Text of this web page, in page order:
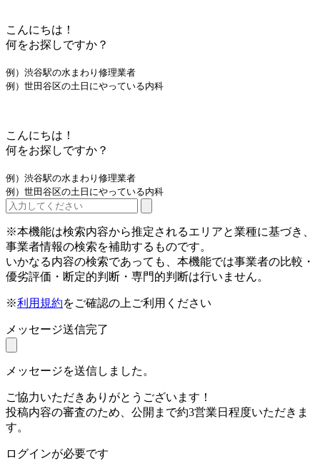
こんにちは！
何をお探しですか？
例）渋谷駅の水まわり修理業者
例）世田谷区の土日にやっている内科
こんにちは！
何をお探しですか？
例）渋谷駅の水まわり修理業者
例）世田谷区の土日にやっている内科
※本機能は検索内容から推定されるエリアと業種に基づき、
事業者情報の検索を補助するものです。
いかなる内容の検索であっても、本機能では事業者の比較・
優劣評価・断定的判断・専門的判断は行いません。
※利用規約をご確認の上ご利用ください
メッセージ送信完了
メッセージを送信しました。
ご協力いただきありがとうございます！
投稿内容の審査のため、公開まで約3営業日程度いただきま
す。
ログインが必要です